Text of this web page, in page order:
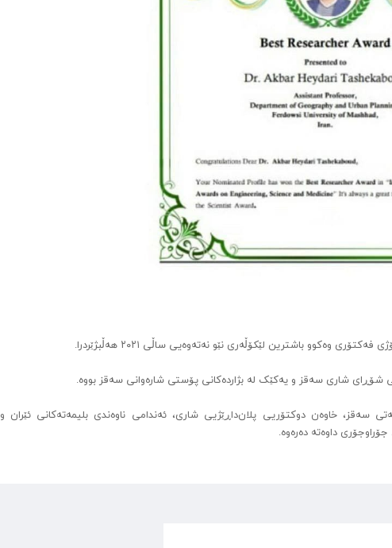
وەکوو باشترین لێکۆڵەری نێو نەتەوەیی ساڵی ٢٠٢١ هەڵبژێردرا.
شۆڕای شاری سەقز و یەکێک لە بژاردەکانی پۆستی شارەوانی سەقز بووە.
سەقز، خاوەن دوکتۆریی پلان‌داڕێژیی شاری، ئەندامی ناوەندی بلیمەتەکانی ئێران و
داوەتە دەرەوە.